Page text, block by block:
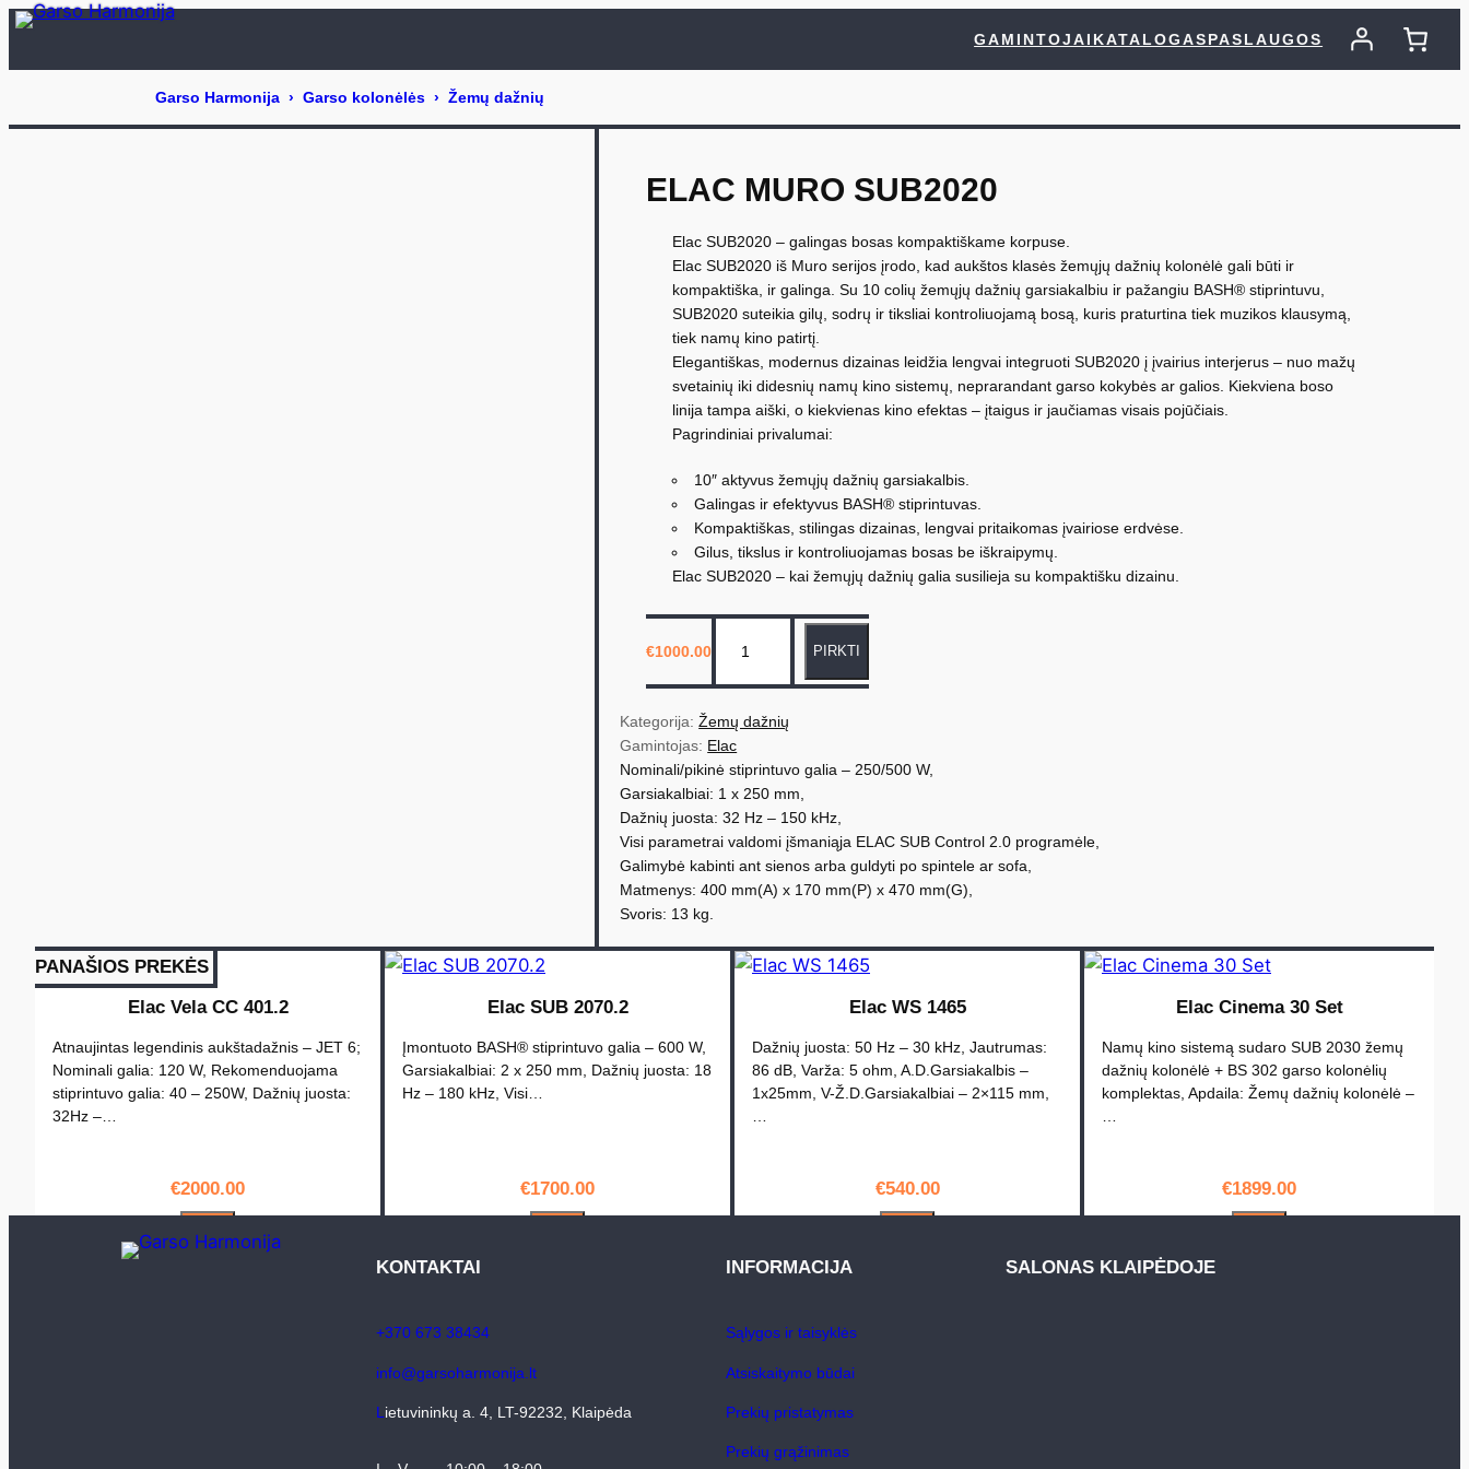
Eiti
GAMINTOJAI KATALOGASPASLAUGOS
ELAC MURO SUB2020
Elac SUB2020 – galingas bosas kompaktiškame korpuse.
Elac SUB2020 iš Muro serijos įrodo, kad aukštos klasės žemųjų dažnių kolonėlė gali būti ir
kompaktiška, ir galinga. Su 10 colių žemųjų dažnių garsiakalbiu ir pažangiu BASH® stiprintuvu,
SUB2020 suteikia gilų, sodrų ir tiksliai kontroliuojamą bosą, kuris praturtina tiek muzikos klausymą,
tiek namų kino patirtį.
Elegantiškas, modernus dizainas leidžia lengvai integruoti SUB2020 į įvairius interjerus – nuo mažų
svetainių iki didesnių namų kino sistemų, neprarandant garso kokybės ar galios. Kiekviena boso
linija tampa aiški, o kiekvienas kino efektas – įtaigus ir jaučiamas visais pojūčiais.
Pagrindiniai privalumai:
10″ aktyvus žemųjų dažnių garsiakalbis.
Galingas ir efektyvus BASH® stiprintuvas.
Kompaktiškas, stilingas dizainas, lengvai pritaikomas įvairiose erdvėse.
Gilus, tikslus ir kontroliuojamas bosas be iškraipymų.
Elac SUB2020 – kai žemųjų dažnių galia susilieja su kompaktišku dizainu.
€1000.00r
o
d
u
k
t
o
k
i
e
k
PIRKTI
Kategorija: Žemų dažnių
Gamintojas: Elac
Nominali/pikinė stiprintuvo galia – 250/500 W,
Garsiakalbiai: 1 x 250 mm,
Dažnių juosta: 32 Hz – 150 kHz,
Visi parametrai valdomi įšmaniąja ELAC SUB Control 2.0 programėle,
Galimybė kabinti ant sienos arba guldyti po spintele ar sofa,
Matmenys: 400 mm(A) x 170 mm(P) x 470 mm(G),
Svoris: 13 kg.
PANAŠIOS PREKĖS
Elac Vela CC 401.2
Atnaujintas legendinis aukštadažnis – JET 6;
Nominali galia: 120 W, Rekomenduojama
stiprintuvo galia: 40 – 250W, Dažnių juosta:
32Hz –…
€2000.00
PIRKTI
Elac SUB 2070.2
Įmontuoto BASH® stiprintuvo galia – 600 W,
Garsiakalbiai: 2 x 250 mm, Dažnių juosta: 18
Hz – 180 kHz, Visi…
€1700.00
Elac WS 1465
Dažnių juosta: 50 Hz – 30 kHz, Jautrumas:
86 dB, Varža: 5 ohm, A.D.Garsiakalbis –
1x25mm, V-Ž.D.Garsiakalbiai – 2×115 mm,
€540.00
Elac Cinema 30 Set
Namų kino sistemą sudaro SUB 2030 žemų
dažnių kolonėlė + BS 302 garso kolonėlių
komplektas, Apdaila: Žemų dažnių kolonėlė –
€1899.00
KONTAKTAI
+370 673 38434
info@garsoharmonija.lt
L ietuvininkų a. 4, LT-92232, Klaipėda
INFORMACIJA
Sąlygos ir taisyklės
Atsiskaitymo būdai
Prekių pristatymas
Prekių grąžinimas
SALONAS KLAIPĖDOJE